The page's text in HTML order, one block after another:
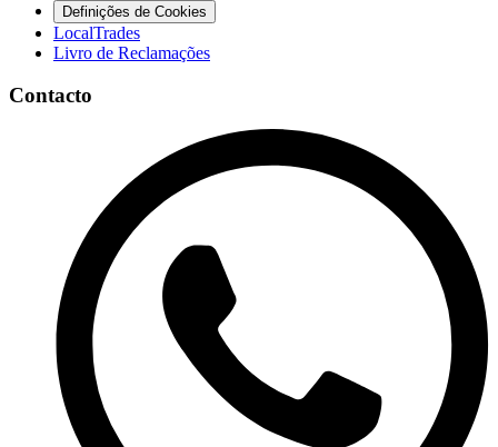
Definições de Cookies
LocalTrades
Livro de Reclamações
Contacto